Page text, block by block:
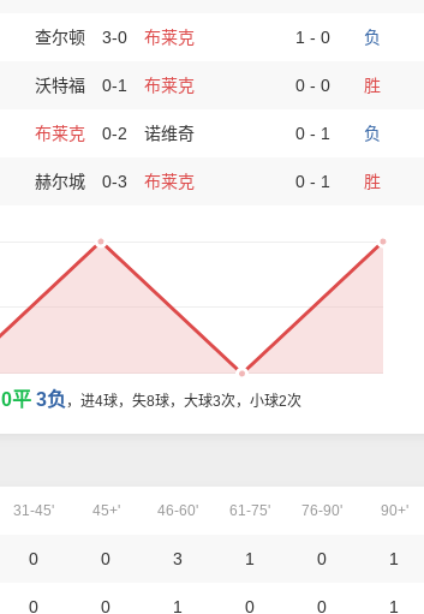
查尔顿 3-0 布莱克 1 - 0 负
沃特福 0-1 布莱克 0 - 0 胜
布莱克 0-2 诺维奇 0 - 1 负
赫尔城 0-3 布莱克 0 - 1 胜
0平 3负 ，进4球，失8球，大球3次，小球2次
31-45' 45+' 46-60' 61-75' 76-90' 90+'
0 0 3 1 0 1
0 0 1 0 0 1